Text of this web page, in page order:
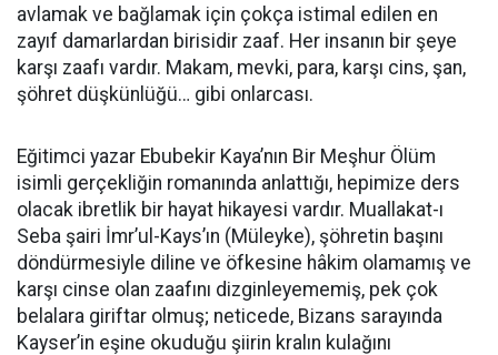
avlamak ve bağlamak için çokça istimal edilen en
zayıf damarlardan birisidir zaaf. Her insanın bir şeye
karşı zaafı vardır. Makam, mevki, para, karşı cins, şan,
şöhret düşkünlüğü… gibi onlarcası.
Eğitimci yazar Ebubekir Kaya’nın Bir Meşhur Ölüm
isimli gerçekliğin romanında anlattığı, hepimize ders
olacak ibretlik bir hayat hikayesi vardır. Muallakat-ı
Seba şairi İmr’ul-Kays’ın (Müleyke), şöhretin başını
döndürmesiyle diline ve öfkesine hâkim olamamış ve
karşı cinse olan zaafını dizginleyememiş, pek çok
belalara giriftar olmuş; neticede, Bizans sarayında
Kayser’in eşine okuduğu şiirin kralın kulağını